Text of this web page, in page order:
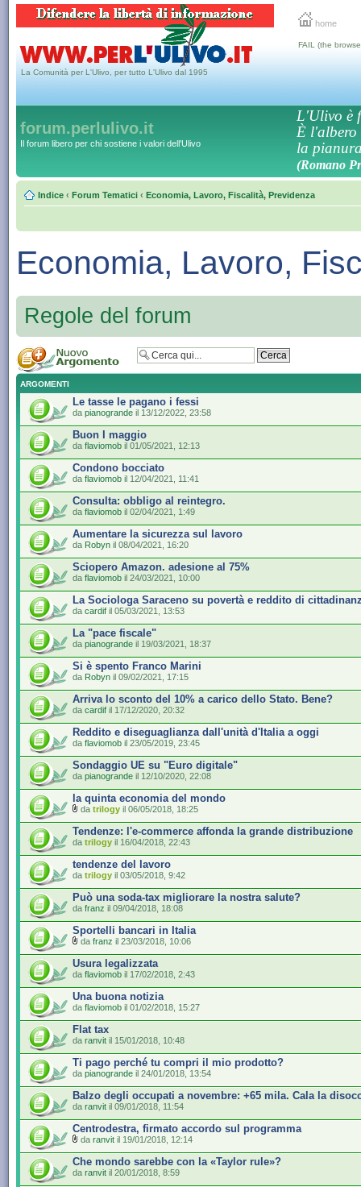
home
La Comunità per L'Ulivo, per tutto L'Ulivo dal 1995
FAIL (the
forum.perlulivo.it
Il forum libero per chi sostiene i valori dell'Ulivo
L'Ulivo è
È l'albero
la
(Romano
Indice ‹ Forum Tematici ‹ Economia, Lavoro, Fiscalità, Previdenza
Economia, Lavoro,
Regole del forum
ARGOMENTI
Le tasse le pagano i fessi
da pianogrande il 13/12/2022, 23:58
Buon I maggio
da flaviomob il 01/05/2021, 12:13
Condono bocciato
da flaviomob il 12/04/2021, 11:41
Consulta: obbligo al reintegro.
da flaviomob il 02/04/2021, 1:49
Aumentare la sicurezza sul lavoro
da Robyn il 08/04/2021, 16:20
Sciopero Amazon. adesione al 75%
da flaviomob il 24/03/2021, 10:00
La Sociologa Saraceno su povertà e reddito di
da cardif il 05/03/2021, 13:53
La "pace fiscale"
da pianogrande il 19/03/2021, 18:37
Si è spento Franco Marini
da Robyn il 09/02/2021, 17:15
Arriva lo sconto del 10% a carico dello Stato. Bene?
da cardif il 17/12/2020, 20:32
Reddito e diseguaglianza dall'unità d'Italia a oggi
da flaviomob il 23/05/2019, 23:45
Sondaggio UE su "Euro digitale"
da pianogrande il 12/10/2020, 22:08
la quinta economia del mondo
da trilogy il 06/05/2018, 18:25
Tendenze: l'e-commerce affonda la grande distribuzione
da trilogy il 16/04/2018, 22:43
tendenze del lavoro
da trilogy il 03/05/2018, 9:42
Può una soda-tax migliorare la nostra salute?
da franz il 09/04/2018, 18:08
Sportelli bancari in Italia
da franz il 23/03/2018, 10:06
Usura legalizzata
da flaviomob il 17/02/2018, 2:43
Una buona notizia
da flaviomob il 01/02/2018, 15:27
Flat tax
da ranvit il 15/01/2018, 10:48
Ti pago perché tu compri il mio prodotto?
da pianogrande il 24/01/2018, 13:54
Balzo degli occupati a novembre: +65 mila. Cala la
da ranvit il 09/01/2018, 11:54
Centrodestra, firmato accordo sul programma
da ranvit il 19/01/2018, 12:14
Che mondo sarebbe con la «Taylor rule»?
da ranvit il 20/01/2018, 8:59